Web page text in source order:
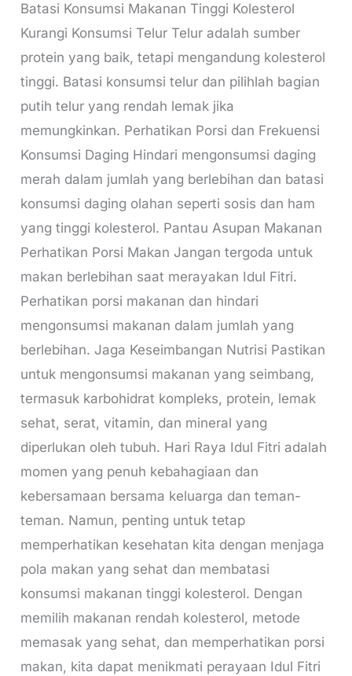
Batasi Konsumsi Makanan Tinggi Kolesterol
Kurangi Konsumsi Telur Telur adalah sumber
protein yang baik, tetapi mengandung kolesterol
tinggi. Batasi konsumsi telur dan pilihlah bagian
putih telur yang rendah lemak jika
memungkinkan. Perhatikan Porsi dan Frekuensi
Konsumsi Daging Hindari mengonsumsi daging
merah dalam jumlah yang berlebihan dan batasi
konsumsi daging olahan seperti sosis dan ham
yang tinggi kolesterol. Pantau Asupan Makanan
Perhatikan Porsi Makan Jangan tergoda untuk
makan berlebihan saat merayakan Idul Fitri.
Perhatikan porsi makanan dan hindari
mengonsumsi makanan dalam jumlah yang
berlebihan. Jaga Keseimbangan Nutrisi Pastikan
untuk mengonsumsi makanan yang seimbang,
termasuk karbohidrat kompleks, protein, lemak
sehat, serat, vitamin, dan mineral yang
diperlukan oleh tubuh. Hari Raya Idul Fitri adalah
momen yang penuh kebahagiaan dan
kebersamaan bersama keluarga dan teman-
teman. Namun, penting untuk tetap
memperhatikan kesehatan kita dengan menjaga
pola makan yang sehat dan membatasi
konsumsi makanan tinggi kolesterol. Dengan
memilih makanan rendah kolesterol, metode
memasak yang sehat, dan memperhatikan porsi
makan, kita dapat menikmati perayaan Idul Fitri